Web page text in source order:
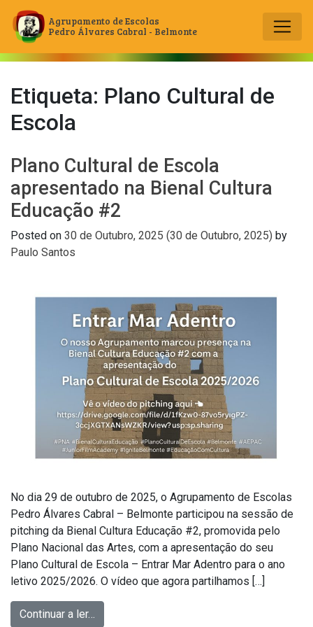
Main Navigation
Agrupamento de Escolas
Pedro Álvares Cabral - Belmonte
Etiqueta: Plano Cultural de
Escola
Plano Cultural de Escola
apresentado na Bienal Cultura
Educação #2
Posted on 30 de Outubro, 2025 (30 de Outubro, 2025) by
Paulo Santos
No dia 29 de outubro de 2025, o Agrupamento de Escolas
Pedro Álvares Cabral – Belmonte participou na sessão de
pitching da Bienal Cultura Educação #2, promovida pelo
Plano Nacional das Artes, com a apresentação do seu
Plano Cultural de Escola – Entrar Mar Adentro para o ano
letivo 2025/2026. O vídeo que agora partilhamos […]
Continuar a ler…